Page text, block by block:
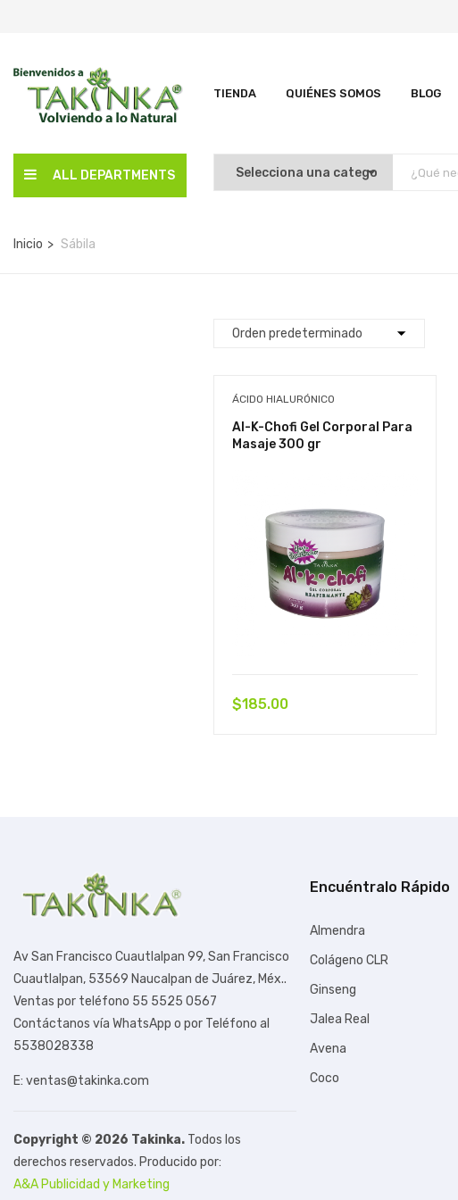
TIENDA QUIÉNES SOMOS BLOG
ALL DEPARTMENTS
Inicio Sábila
ÁCIDO HIALURÓNICO
Al-K-Chofi Gel Corporal Para
Masaje 300 gr
$185.00
Av San Francisco Cuautlalpan 99,San Francisco
Cuautlalpan, 53569 Naucalpan de Juárez, Méx..
Ventas por teléfono 55 5525 0567
Contáctanos vía WhatsApp o por Teléfono al
5538028338
E: ventas@takinka.com
Copyright © 2026 Takinka. Todos los
derechos reservados. Producido por:
A&A Publicidad y Marketing
Encuéntralo Rápido
Almendra
Colágeno CLR
Ginseng
Jalea Real
Avena
Coco